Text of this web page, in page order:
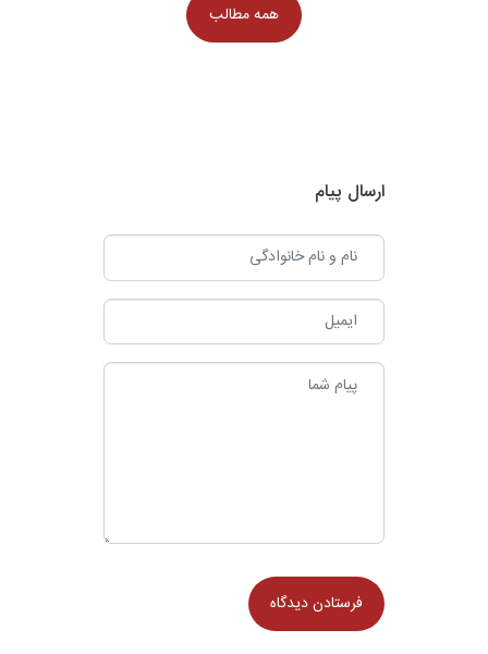
سافرانال (Safranal) کروستین (Crocetin) این مواد دارای خاصیت
سافرانال (Safranal) کروستین (Crocetin) این مواد دارای خاصیت
آنتی‌اکسیدانی قوی هستند و در سطح سلولی اثر می‌گذارند. ???? اثرات
ضدالتهابی (Anti-inflammatory) زعفران از چند مسیر به کاهش التهاب
همه مطالب
ارسال پیام